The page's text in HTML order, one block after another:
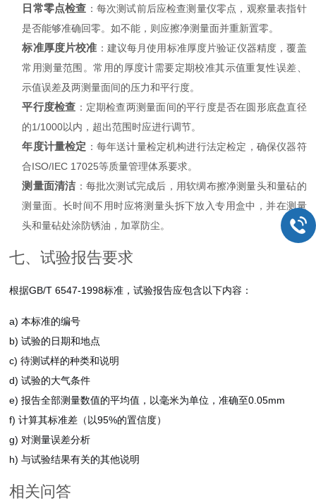
日常零点检查 ：每次测试前后应检查测量仪零点，观察量表指针
是否能够准确回零。如不能，则应擦净测量面并重新置零。
标准厚度片校准 ：建议每月使用标准厚度片验证仪器精度，覆盖
常用测量范围。常用的厚度计需要定期校准其示值重复性误差、
示值误差及两测量面间的压力和平行度。
平行度检查 ：定期检查两测量面间的平行度是否在圆形底盘直径
的1/1000以内，超出范围时应进行调节。
年度计量检定 ：每年送计量检定机构进行法定检定，确保仪器符
合ISO/IEC 17025等质量管理体系要求。
测量面清洁：每批次测试完成后，用软绸布擦净测量头和量砧的
测量面。长时间不用时应将测量头拆下放入专用盒中，并在测量
头和量砧处涂防锈油，加罩防尘。
七、试验报告要求
根据GB/T 6547-1998标准，试验报告应包含以下内容：
a) 本标准的编号
b) 试验的日期和地点
c) 待测试样的种类和说明
d) 试验的大气条件
e) 报告全部测量数值的平均值，以毫米为单位，准确至0.05mm
f) 计算其标准差（以95%的置信度）
g) 对测量误差分析
h) 与试验结果有关的其他说明
相关问答